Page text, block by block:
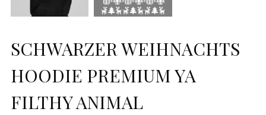
SCHWARZER WEIHNACHTS
HOODIE PREMIUM YA
FILTHY ANIMAL